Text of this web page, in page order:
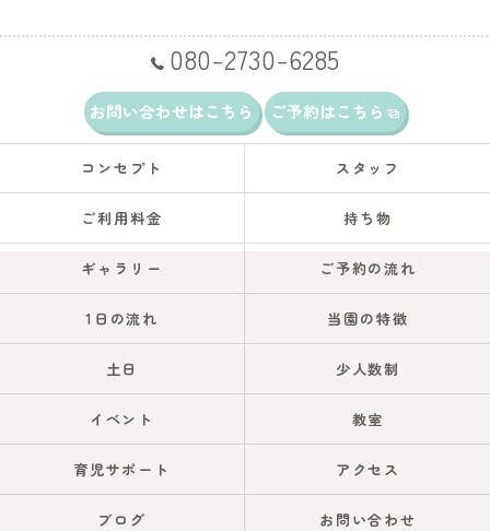
080-2730-6285
お問い合わせはこちら ご予約はこちら
コンセプト スタッフ
ご利用料金 持ち物
ギャラリー ご予約の流れ
1日の流れ 当園の特徴
土日 少人数制
イベント 教室
育児サポート アクセス
ブログ お問い合わせ